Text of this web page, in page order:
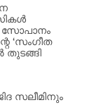
സോപാനം
‘സംഗീത
തുടങ്ങി
സലീമിനും